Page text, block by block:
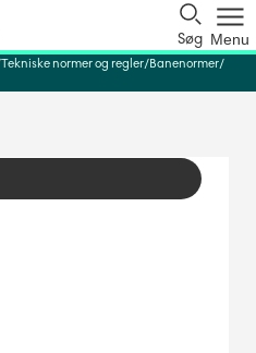
Søg Menu
Tekniske normer og regler Banenormer